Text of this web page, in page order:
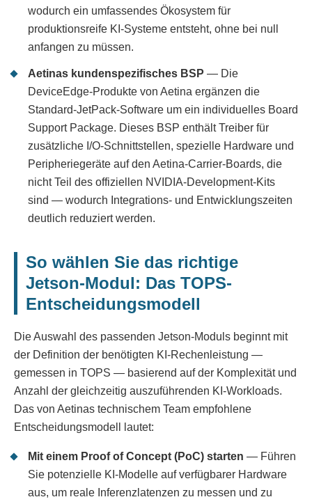
wodurch ein umfassendes Ökosystem für
produktionsreife KI-Systeme entsteht, ohne bei null
anfangen zu müssen.
Aetinas kundenspezifisches BSP — Die
DeviceEdge-Produkte von Aetina ergänzen die
Standard-JetPack-Software um ein individuelles Board
Support Package. Dieses BSP enthält Treiber für
zusätzliche I/O-Schnittstellen, spezielle Hardware und
Peripheriegeräte auf den Aetina-Carrier-Boards, die
nicht Teil des offiziellen NVIDIA-Development-Kits
sind — wodurch Integrations- und Entwicklungszeiten
deutlich reduziert werden.
So wählen Sie das richtige
Jetson-Modul: Das TOPS-
Entscheidungsmodell
Die Auswahl des passenden Jetson-Moduls beginnt mit
der Definition der benötigten KI-Rechenleistung —
gemessen in TOPS — basierend auf der Komplexität und
Anzahl der gleichzeitig auszuführenden KI-Workloads.
Das von Aetinas technischem Team empfohlene
Entscheidungsmodell lautet:
Mit einem Proof of Concept (PoC) starten — Führen
Sie potenzielle KI-Modelle auf verfügbarer Hardware
aus, um reale Inferenzlatenzen zu messen und zu